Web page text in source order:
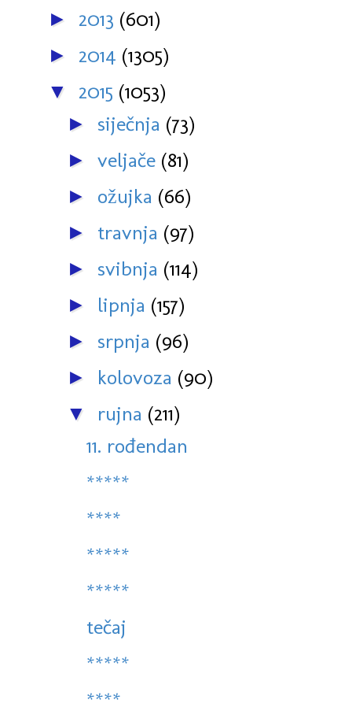
► 2013 (601)
► 2014 (1305)
▼ 2015 (1053)
► siječnja (73)
► veljače (81)
► ožujka (66)
► travnja (97)
► svibnja (114)
► lipnja (157)
► srpnja (96)
► kolovoza (90)
▼ rujna (211)
11. rođendan
*****
****
*****
*****
tečaj
*****
****